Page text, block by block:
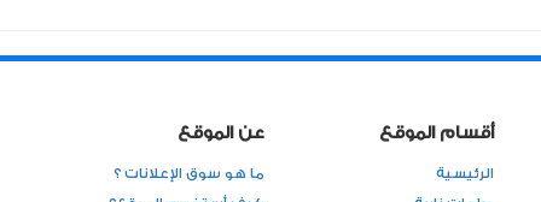
أقسام الموقع
الرئيسية
عن الموقع
ما هو سوق الإعلانات ؟